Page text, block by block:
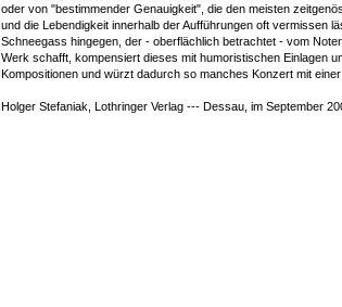
oder von "bestimmender Genauigkeit", die den meisten
und die Lebendigkeit innerhalb der Aufführungen oft vermissen
Schneegass hingegen, der - oberflächlich betrachtet - vom
Werk schafft, kompensiert dieses mit humoristischen Einlagen
Kompositionen und würzt dadurch so manches Konzert mit einer
Holger Stefaniak, Lothringer Verlag --- Dessau, im September